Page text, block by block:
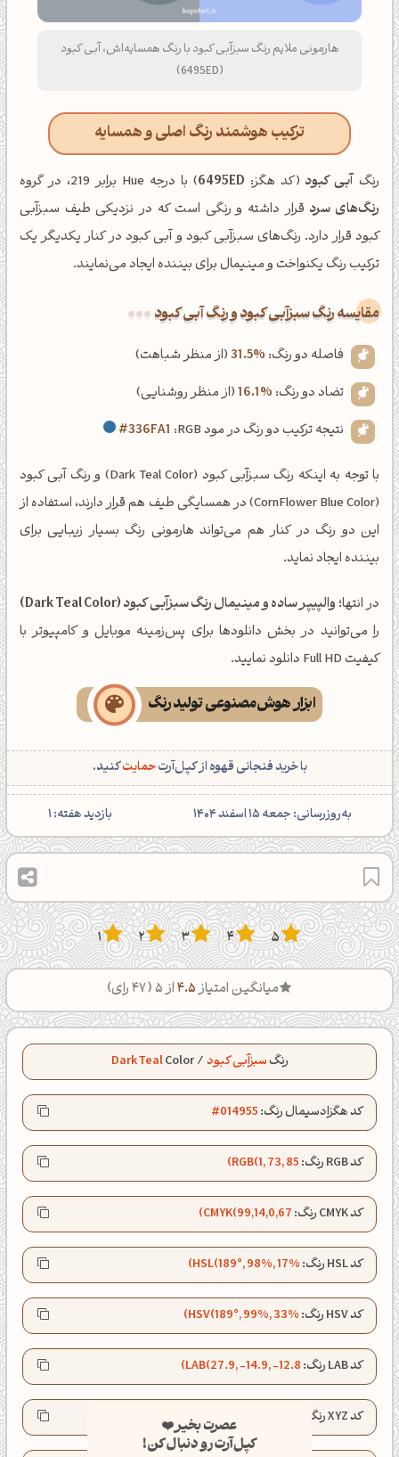
هارمونی ملایم رنگ سبزآبی کبود با رنگ همسایه‌اش، آبی کبود
(6495ED)
ترکیب هوشمند رنگ اصلی و همسایه
رنگ آبی کبود (کد هگز: 6495ED) با درجه Hue برابر 219، در گروه
رنگ‌های سرد قرار داشته و رنگی است که در نزدیکی طیف سبزآبی
کبود قرار دارد. رنگ‌های سبزآبی کبود و آبی کبود در کنار یکدیگر یک
ترکیب رنگ یکنواخت و مینیمال برای بیننده ایجاد می‌نمایند.
‌مقایسه رنگ سبزآبی کبود و رنگ آبی کبود
فاصله دو رنگ: 31.5%(از منظر شباهت)
تضاد دو رنگ: 16.1%(از منظر روشنایی)
نتیجه ترکیب دو رنگ در مود RGB:
#336FA1
با توجه به اینکه رنگ سبزآبی کبود (Dark Teal Color) و رنگ آبی کبود
(CornFlower Blue Color) در همسایگی طیف هم قرار دارند، استفاده از
این دو رنگ در کنار هم می‌تواند هارمونی رنگ بسیار زیبایی برای
بیننده ایجاد نماید.
در انتها؛ والپیپر ساده و مینیمال رنگ سبزآبی کبود (Dark Teal Color)
را می‌توانید در بخش دانلودها برای پس‌زمینه موبایل و کامپیوتر با
کیفیت Full HD دانلود نمایید.
ابزار هوش‌مصنوعی تولید رنگ
با خرید فنجانی قهوه از کپل‌آرتحمایتکنید.
‌به‌روزرسانی: جمعه 15 اسفند 1404 بازدید هفته:1
5
4
3
2
1
میانگین امتیاز4.5از 5 ( 47رای)
رنگسبزآبی کبود/
Color
Dark Teal
کد هگزادسیمال رنگ:#014955
کد RGB رنگ: RGB(1, 73, 85)
کد CMYK رنگ: CMYK(99,14,0,67)
کد HSL رنگ: HSL(189°, 98%, 17%)
کد HSV رنگ: HSV(189°, 99%, 33%)
کد LAB رنگ: LAB(27.9, -14.9, -12.8)
کد XYZ رنگ: XYZ(4.0, 5.4, 9.4)
عصرت بخیر❤️
کپل‌آرت رو دنبال کن!